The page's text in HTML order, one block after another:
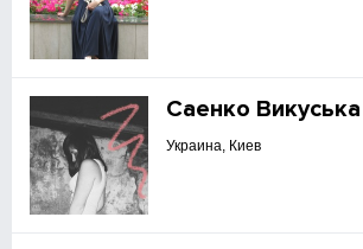
Саенко Викуська
Украина, Киев